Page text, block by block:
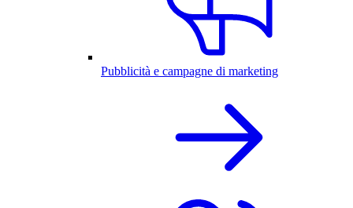
Pubblicità e campagne di marketing